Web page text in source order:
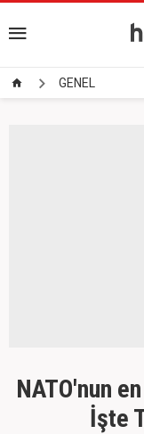
GENEL
NATO'nun
İşte